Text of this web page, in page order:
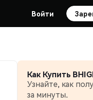
Войти
Как Купить
Узнайте, как
за минуты.